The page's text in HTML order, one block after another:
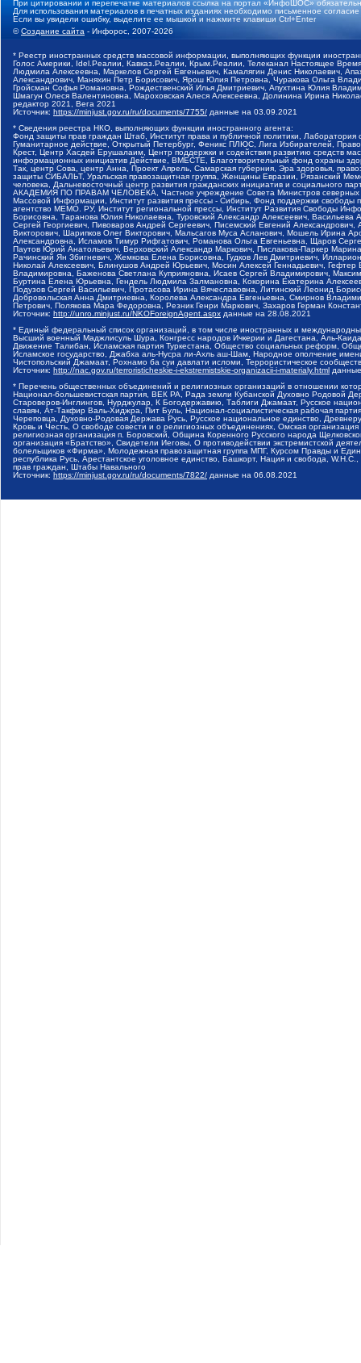
При цитировании и перепечатке материалов ссылка на портал «ИнфоШОС»
Для использования материалов в печатных изданиях необходимо письменное
Если вы увидели ошибку, выделите ее мышкой и нажмите клавиши Ctrl+Enter
©Создание сайта - Инфорос, 2007-2026
* Реестр иностранных средств массовой информации, выполняющих функции
Голос Америки, Idel.Реалии, Кавказ.Реалии, Крым.Реалии, Телеканал Настоящее
Людмила Алексеевна, Маркелов Сергей Евгеньевич, Камалягин Денис Николаевич,
Александрович, Маняхин Петр Борисович, Ярош Юлия Петровна, Чуракова Ольга
Гройсман Софья Романовна, Рождественский Илья Дмитриевич, Апухтина Юлия
Шмагун Олеся Валентиновна, Мароховская Алеся Алексеевна, Долинина Ирина
редактор 2021, Вега 2021
Источник: https://minjust.gov.ru/ru/documents/7755/ данные на 03.09.2021
* Сведения реестра НКО, выполняющих функции иностранного агента:
Фонд защиты прав граждан Штаб, Институт права и публичной политики,
Гуманитарное действие, Открытый Петербург, Феникс ПЛЮС, Лига Избирателей,
Крест, Центр Хасдей Ерушалаим, Центр поддержки и содействия развитию средств
информационных инициатив Действие, ВМЕСТЕ, Благотворительный фонд охраны
Так, центр Сова, центр Анна, Проект Апрель, Самарская губерния, Эра здоровья,
защиты СИБАЛЬТ, Уральская правозащитная группа, Женщины Евразии, Рязанский
человека, Дальневосточный центр развития гражданских инициатив и социального
АКАДЕМИЯ ПО ПРАВАМ ЧЕЛОВЕКА, Частное учреждение Совета Министров северных
Массовой Информации, Институт развития прессы - Сибирь, Фонд поддержки
агентство МЕМО. РУ, Институт региональной прессы, Институт Развития Свободы
Борисовна, Таранова Юлия Николаевна, Туровский Александр Алексеевич,
Сергей Георгиевич, Пивоваров Андрей Сергеевич, Писемский Евгений
Викторович, Шарипков Олег Викторович, Мальсагов Муса Асланович, Мошель Ирина
Александровна, Исламов Тимур Рифгатович, Романова Ольга Евгеньевна, Щаров
Паутов Юрий Анатольевич, Верховский Александр Маркович, Пислакова-Паркер
Рачинский Ян Збигневич, Жемкова Елена Борисовна, Гудков Лев Дмитриевич,
Николай Алексеевич, Блинушов Андрей Юрьевич, Мосин Алексей Геннадьевич,
Владимировна, Баженова Светлана Куприяновна, Исаев Сергей Владимирович,
Буртина Елена Юрьевна, Гендель Людмила Залмановна, Кокорина Екатерина
Подузов Сергей Васильевич, Протасова Ирина Вячеславовна, Литинский Леонид
Добровольская Анна Дмитриевна, Королева Александра Евгеньевна, Смирнов
Петрович, Полякова Мара Федоровна, Резник Генри Маркович, Захаров Герман
Источник: http://unro.minjust.ru/NKOForeignAgent.aspx данные на 28.08.2021
* Единый федеральный список организаций, в том числе иностранных и
Высший военный Маджлисуль Шура, Конгресс народов Ичкерии и Дагестана, Аль-
Движение Талибан, Исламская партия Туркестана, Общество социальных реформ,
Исламское государство, Джабха аль-Нусра ли-Ахль аш-Шам, Народное ополчение
Чистопольский Джамаат, Рохнамо ба суи давлати исломи, Террористическое
Источник: http://nac.gov.ru/terroristicheskie-i-ekstremistskie-organizacii-i-materialy.html
* Перечень общественных объединений и религиозных организаций в отношении
Национал-большевистская партия, ВЕК РА, Рада земли Кубанской Духовно Родовой
Староверов-Инглингов, Нурджулар, К Богодержавию, Таблиги Джамаат, Русское
славян, Ат-Такфир Валь-Хиджра, Пит Буль, Национал-социалистическая рабочая
Череповца, Духовно-Родовая Держава Русь, Русское национальное единство,
Кровь и Честь, О свободе совести и о религиозных объединениях, Омская
религиозная организация п. Боровский, Община Коренного Русского народа
организация «Братство», Свидетели Иеговы, О противодействии экстремистской
болельщиков «Фирма», Молодежная правозащитная группа МПГ, Курсом Правды и
республика Русь, Арестантское уголовное единство, Башкорт, Нация и свобода,
прав граждан, Штабы Навального
Источник: https://minjust.gov.ru/ru/documents/7822/ данные на 06.08.2021